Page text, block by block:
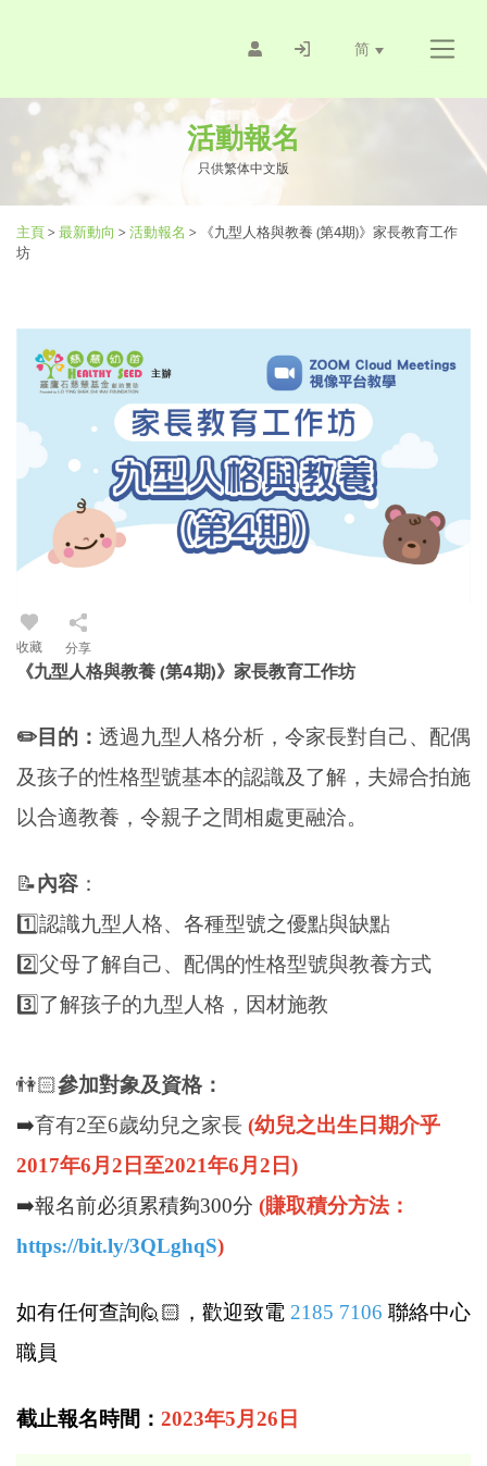
简
活動報名
只供繁体中文版
主頁> 最新動向 > 活動報名 > 《九型人格與教養 (第4期)》家長教育工作
坊
收藏 分享
《九型人格與教養 (第4期)》家長教育工作坊
✏️目的 ： 透過九型人格分析，令家長對自己、配偶
及孩子的性格型號基本的認識及了解，夫婦合拍施
以合適教養，令親子之間相處更融洽。
📝內容 ：
1️⃣認識九型人格、各種型號之優點與缺點
2️⃣父母了解自己、配偶的性格型號與教養方式
3️⃣了解孩子的九型人格，因材施教
👫🏻參加對象及資格：
➡️育有2至6歲幼兒之家長 (幼兒之出生日期介乎
2017年6月2日至2021年6月2日)
➡️報名前必須累積夠300分 (賺取積分方法：
https://bit.ly/3QLghqS)
如有任何查詢🙋🏻 ，歡迎致電 2185 7106 聯絡中心
職員
截止報名時間： 2023年5月26日